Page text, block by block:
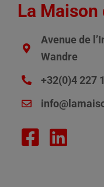
La
Avenue de
Wandre
+32(0)4 227